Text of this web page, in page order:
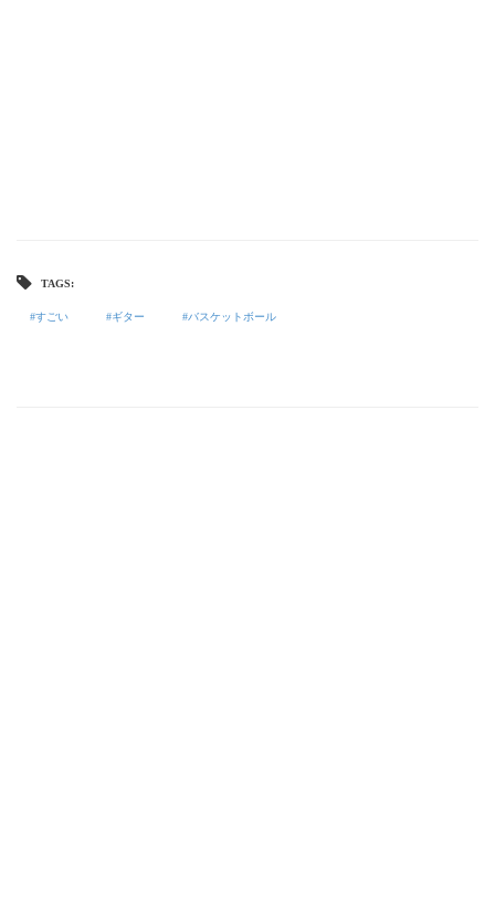
TAGS:
すごい ギター バスケットボール